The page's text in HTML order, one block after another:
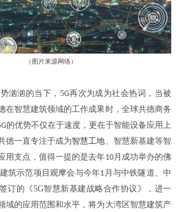
（ 图片来源网络）
汹汹的当下 ， 5G再次为成为社会热词 ， 当被
在智慧建筑领域的工作成果时， 全球共德商务
的优势不仅在于速度 ， 更在于智能设备应用上
德一直专注于成为智慧工地、 智慧新基建等智
用支点，值得一提的是去年10月成功举办的佛
筑示范项目观摩会与今年1 月与中铁隧道、中
订的《5G智慧新基建战略合作协议》，进一
域的应用范围和水平，将为大湾区智慧建筑产